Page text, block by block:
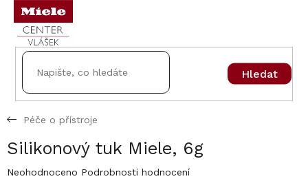
Přejít
obsah
Hledat
Péče o přístroje
Silikonový tuk Miele, 6g
Průměrné
Neohodnoceno Podrobnosti hodnocení